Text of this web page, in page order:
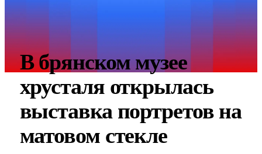
В брянском музее
хрусталя открылась
выставка портретов на
матовом стекле